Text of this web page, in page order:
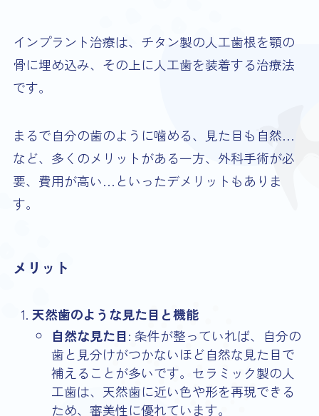
インプラント治療は、チタン製の人工歯根を顎の
骨に埋め込み、その上に人工歯を装着する治療法
です。
まるで自分の歯のように噛める、見た目も自然…
など、多くのメリットがある一方、外科手術が必
要、費用が高い…といったデメリットもありま
す。
メリット
天然歯のような見た目と機能
自然な見た目: 条件が整っていれば、自分の
歯と見分けがつかないほど自然な見た目で
補えることが多いです。セラミック製の人
工歯は、天然歯に近い色や形を再現できる
ため、審美性に優れています。